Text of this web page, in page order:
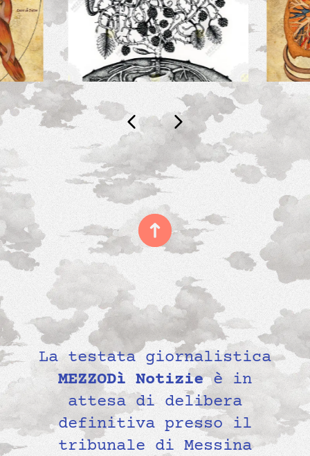
La testata giornalistica
MEZZODì Notizieè in
attesa di delibera
definitiva presso il
tribunale di Messina